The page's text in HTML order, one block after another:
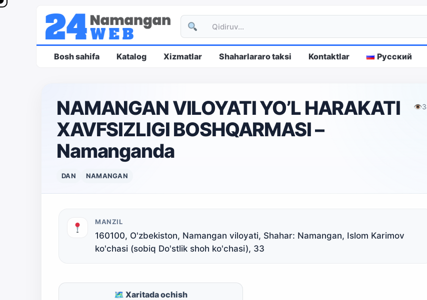
Bosh sahifa Katalog Xizmatlar Shaharlararo taksi Kontaktlar Русский
NAMANGAN VILOYATI YO’L HARAKATI
XAVFSIZLIGI BOSHQARMASI –
Namanganda
👁
DAN NAMANGAN
MANZIL
160100, O'zbekiston, Namangan viloyati, Shahar: Namangan, Islom Karimov
ko'chasi (sobiq Do'stlik shoh ko'chasi), 33
🗺 Xaritada ochish